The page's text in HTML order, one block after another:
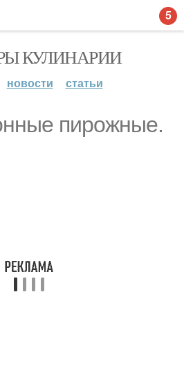
КУЛИНАРИИ
новости статьи
пирожные.
5